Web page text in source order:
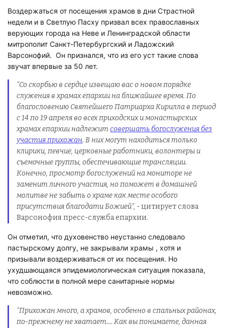
Воздержаться от посещения храмов в дни Страстной
недели и в Светлую Пасху призвал всех православных
верующих города на Неве и Ленинградской области
митрополит Санкт-Петербургский и Ладожский
Варсонофий. Он признался, что из его уст такие слова
звучат впервые за 50 лет.
"Со скорбью в сердце извещаю вас о новом порядке
служения в храмах епархии на ближайшее время. По
благословению Святейшего Патриарха Кирилла в период
с 14 по 19 апреля во всех приходских и монастырских
храмах епархии надлежитсовершать богослужения без
участия прихожан. В них могут находиться только
клирики, певчие, церковные работники, волонтеры и
съемочные группы, обеспечивающие трансляции.
Конечно, просмотр богослужений на мониторе не
заменит личного участия, но поможет в домашней
молитве не забыть о храме как месте особого
присутствия благодати Божией", - цитирует слова
Варсонофия пресс-служба епархии.
Он отметил, что духовенство неустанно следовало
пастырскому долгу, не закрывали храмы , хотя и
призывали воздерживаться от их посещения. Но
ухудшающаяся эпидемиологическая ситуация показала,
что соблюсти в полной мере санитарные нормы
невозможно.
"Прихожан много, а храмов, особенно в спальных районах,
по-прежнему не хватает.... Как вы понимаете, данная